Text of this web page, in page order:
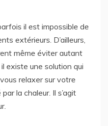
il est impossible de
extérieurs. D’ailleurs,
même éviter autant
existe une solution qui
relaxer sur votre
la chaleur. Il s’agit